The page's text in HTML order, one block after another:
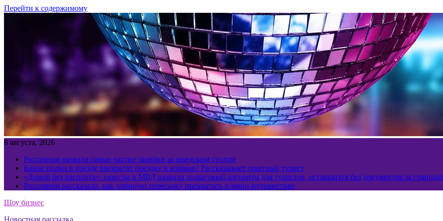
Перейти к содержимому
8 августа, 2026
Россиянам назвали самые частые ошибки за шведским столом
Какие полки в поезде превратят поездку в кошмар? Рассказывает опытный турист
«Домой без паспорта»: юристы и МВД назвали пошаговый алгоритм для туристов, оставшихся без документов за
Россиянам рассказали, как длинную пересадку превратить в мини-путешествие
Шоу бизнес
Новостная рассылка